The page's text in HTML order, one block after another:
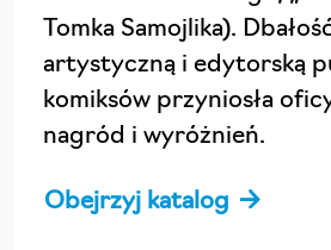
Tomka Samojlika).
artystyczną i edytorską
komiksów przyniosła
nagród i wyróżnień.
Obejrzyj katalog →